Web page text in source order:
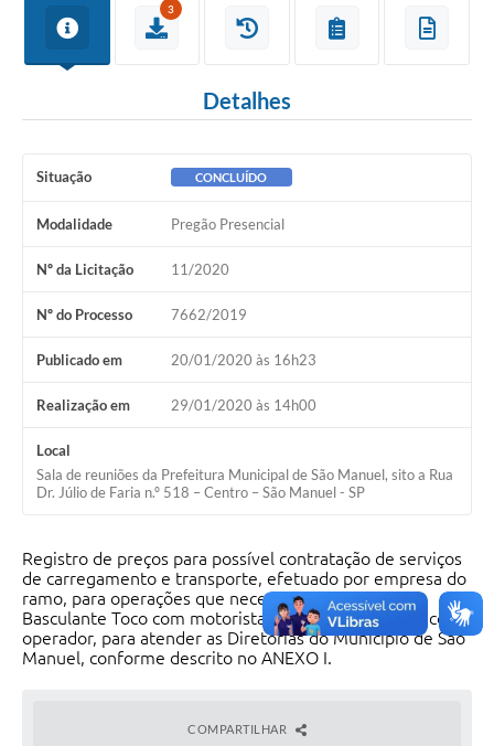
3
Detalhes
Situação CONCLUÍDO
Modalidade Pregão Presencial
Nº da Licitação 11/2020
Nº do Processo 7662/2019
Publicado em 20/01/2020 às 16h23
Realização em 29/01/2020 às 14h00
Local
Sala de reuniões da Prefeitura Municipal de São Manuel, sito a Rua
Dr. Júlio de Faria n.º 518 – Centro – São Manuel - SP
Registro de preços para possível contratação de serviços
de carregamento e transporte, efetuado por empresa do
ramo, para operações que necessitam de Caminhão
Basculante Toco com motorista e Retro Escavadeira com
operador, para atender as Diretorias do Município de São
Manuel, conforme descrito no ANEXO I.
COMPARTILHAR